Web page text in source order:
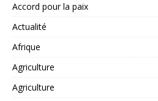
Accord pour la paix
Actualité
Afrique
Agriculture
Agriculture